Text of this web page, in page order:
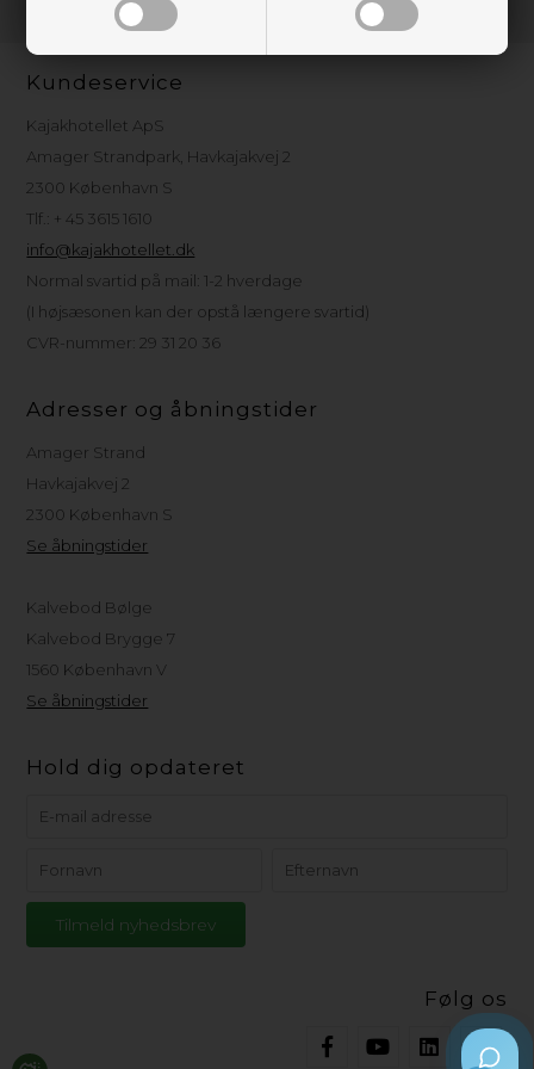
Kundeservice
Kajakhotellet ApS
Amager Strandpark, Havkajakvej 2
2300 København S
Tlf.: + 45 3615 1610
info@kajakhotellet.dk
Normal svartid på mail: 1-2 hverdage
(I højsæsonen kan der opstå længere svartid)
CVR-nummer: 29 31 20 36
Adresser og åbningstider
Amager Strand
Havkajakvej 2
2300 København S
Se åbningstider
Kalvebod Bølge
Kalvebod Brygge 7
1560 København V
Se åbningstider
Hold dig opdateret
Følg os